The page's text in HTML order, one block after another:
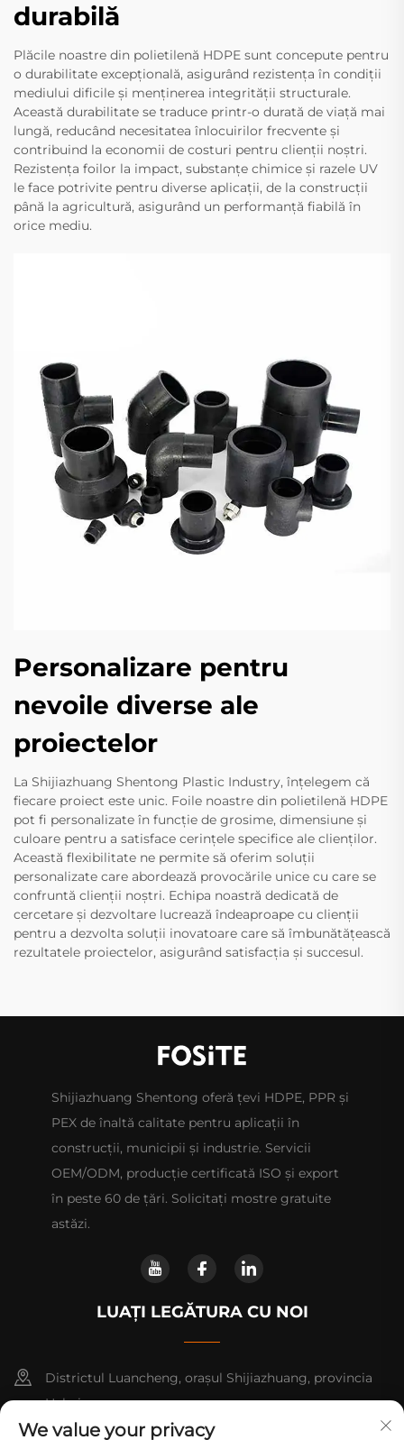
durabilă
Plăcile noastre din polietilenă HDPE sunt concepute pentru
o durabilitate excepțională, asigurând rezistența în condiții
mediului dificile și menținerea integrității structurale.
Această durabilitate se traduce printr-o durată de viață mai
lungă, reducând necesitatea înlocuirilor frecvente și
contribuind la economii de costuri pentru clienții noștri.
Rezistența foilor la impact, substanțe chimice și razele UV
le face potrivite pentru diverse aplicații, de la construcții
până la agricultură, asigurând un performanță fiabilă în
orice mediu.
Personalizare pentru
nevoile diverse ale
proiectelor
La Shijiazhuang Shentong Plastic Industry, înțelegem că
fiecare proiect este unic. Foile noastre din polietilenă HDPE
pot fi personalizate în funcție de grosime, dimensiune și
culoare pentru a satisface cerințele specifice ale clienților.
Această flexibilitate ne permite să oferim soluții
personalizate care abordează provocările unice cu care se
confruntă clienții noștri. Echipa noastră dedicată de
cercetare și dezvoltare lucrează îndeaproape cu clienții
pentru a dezvolta soluții inovatoare care să îmbunătățească
rezultatele proiectelor, asigurând satisfacția și succesul.
Shijiazhuang Shentong oferă țevi HDPE, PPR și
PEX de înaltă calitate pentru aplicații în
construcții, municipii și industrie. Servicii
OEM/ODM, producție certificată ISO și export
în peste 60 de țări. Solicitați mostre gratuite
astăzi.
LUAȚI LEGĂTURA CU NOI
Districtul Luancheng, orașul Shijiazhuang, provincia
Hebei.
We value your privacy